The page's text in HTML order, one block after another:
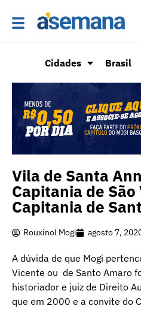
Cidades Brasil
Vila de Santa
Capitania de
Capitania de
Rouxinol Mogi agosto 7,
A dúvida de que Mogi
Vicente ou de Santo Amaro
historiador e juiz de Direito
que em 2000 e a convite do